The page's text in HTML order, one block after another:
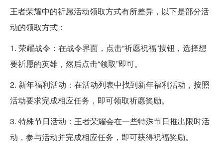
王者荣耀中的祈愿活动领取方式有所差异，以下是部分活
动的领取方式：
1. 荣耀战令：在战令界面，点击“祈愿祝福”按钮，选择想
要祈愿的英雄，然后点击“领取”即可。
2. 新年福利活动：在活动列表中找到新年福利活动，按照
活动要求完成相应任务，即可领取祈愿奖励。
3. 特殊节日活动：王者荣耀会在一些特殊节日推出限时活
动，参与活动并完成相应任务，即可获得祝福奖励。